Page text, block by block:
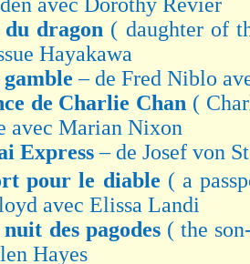
avec Dorothy Revier
dragon ( daughter of
Hayakawa
gamble– de Fred Niblo
de Charlie Chan (
avec Marian Nixon
Express– de Josef von
pour le diable ( a
avec Elissa Landi
des pagodes ( the
Hayes